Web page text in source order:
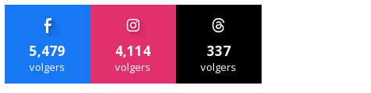
5,479
volgers
4,114
volgers
337
volgers